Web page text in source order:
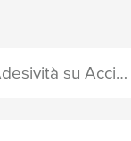
Adesività su Acciaio (N/cm)